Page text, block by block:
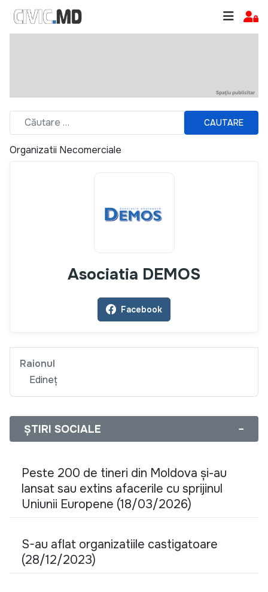
CAUTARE
Organizatii Necomerciale
Asociatia DEMOS
Facebook
Raionul
Edineț
ȘTIRI SOCIALE −
Peste 200 de tineri din Moldova și-au
lansat sau extins afacerile cu sprijinul
Uniunii Europene (18/03/2026)
S-au aflat organizatiile castigatoare
(28/12/2023)